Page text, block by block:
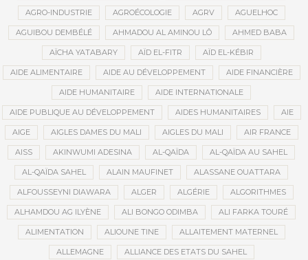
AGRO-INDUSTRIE AGROÉCOLOGIE AGRV AGUELHOC
AGUIBOU DEMBÉLÉ AHMADOU AL AMINOU LÔ AHMED BABA
AÏCHA YATABARY AÏD EL-FITR AÏD EL-KÉBIR
AIDE ALIMENTAIRE AIDE AU DÉVELOPPEMENT AIDE FINANCIÈRE
AIDE HUMANITAIRE AIDE INTERNATIONALE
AIDE PUBLIQUE AU DÉVELOPPEMENT AIDES HUMANITAIRES AIE
AIGE AIGLES DAMES DU MALI AIGLES DU MALI AIR FRANCE
AISS AKINWUMI ADESINA AL-QAÏDA AL-QAÏDA AU SAHEL
AL-QAÏDA SAHEL ALAIN MAUFINET ALASSANE OUATTARA
ALFOUSSEYNI DIAWARA ALGER ALGÉRIE ALGORITHMES
ALHAMDOU AG ILYÈNE ALI BONGO ODIMBA ALI FARKA TOURÉ
ALIMENTATION ALIOUNE TINE ALLAITEMENT MATERNEL
ALLEMAGNE ALLIANCE DES ETATS DU SAHEL